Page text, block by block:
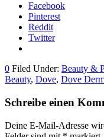
Facebook
Pinterest
Reddit
Twitter
0 Filed Under: Beauty &
Beauty, Dove, Dove
Schreibe einen
Deine E-Mail-Adresse